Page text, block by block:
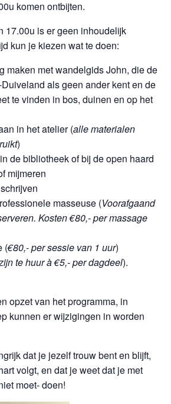
komen ontbijten.
17.00u is er geen inhoudelijk
kun je kiezen wat te doen:
maken met wandelgids John, die de
als geen ander kent en de
te vinden in bos, duinen en op het
in het atelier (alle materialen
)
de bibliotheek of bij de open haard
mijmeren
masseuse (Voorafgaand
Kosten €80,- per massage
(€80,- per sessie van 1 uur)
te huur à €5,- per dagdeel).
opzet van het programma, in
kunnen er wijzigingen in worden
dat je jezelf trouw bent en blijft,
volgt, en dat je weet dat je met
moet- doen!